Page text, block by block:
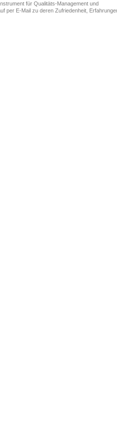
für Qualitäts-Management und
per E-Mail zu deren Zufriedenheit,